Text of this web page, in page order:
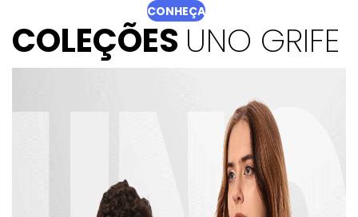
CONHEÇA
COLEÇÕES UNO GRIFE